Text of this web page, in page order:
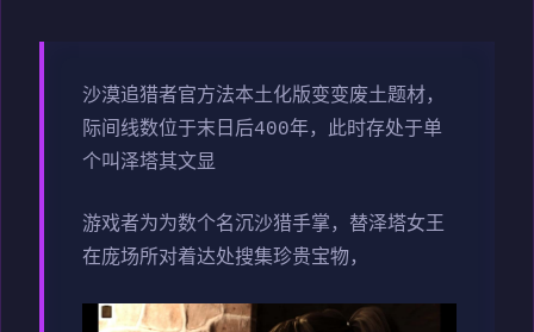
沙漠追猎者官方法本土化版变变废土题材，
际间线数位于末日后400年，此时存处于单
个叫泽塔其文显
游戏者为为数个名沉沙猎手掌，替泽塔女王
在庞场所对着达处搜集珍贵宝物，